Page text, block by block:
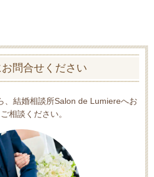
問合せください
、結婚相談所Salon de Lumiereへお
相談ください。